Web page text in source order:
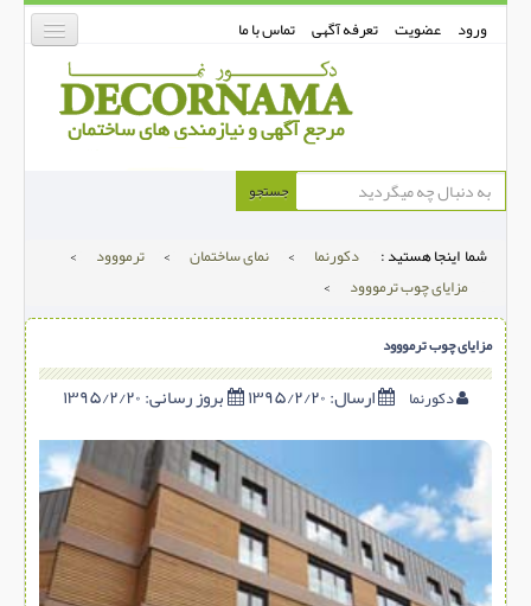
ورود عضویت تعرفه آگهی تماس با ما
دکورنما
دیوارپوش
دکوراسیون داخلی
درب و پنجره
بتن-بتون
شهری ترافیکی
ساخت و ساز
مصالح ساختمانی
سازه پیش ساخته
سنگ ساختمانی
جستجو
شما اینجا هستید : دکورنما > نمای ساختمان > ترمووود
>
مزایای چوب ترمووود
>
مزایای چوب ترمووود
دکورنما ارسال:۱۳۹۵/۲/۲۰ بروز رسانی: